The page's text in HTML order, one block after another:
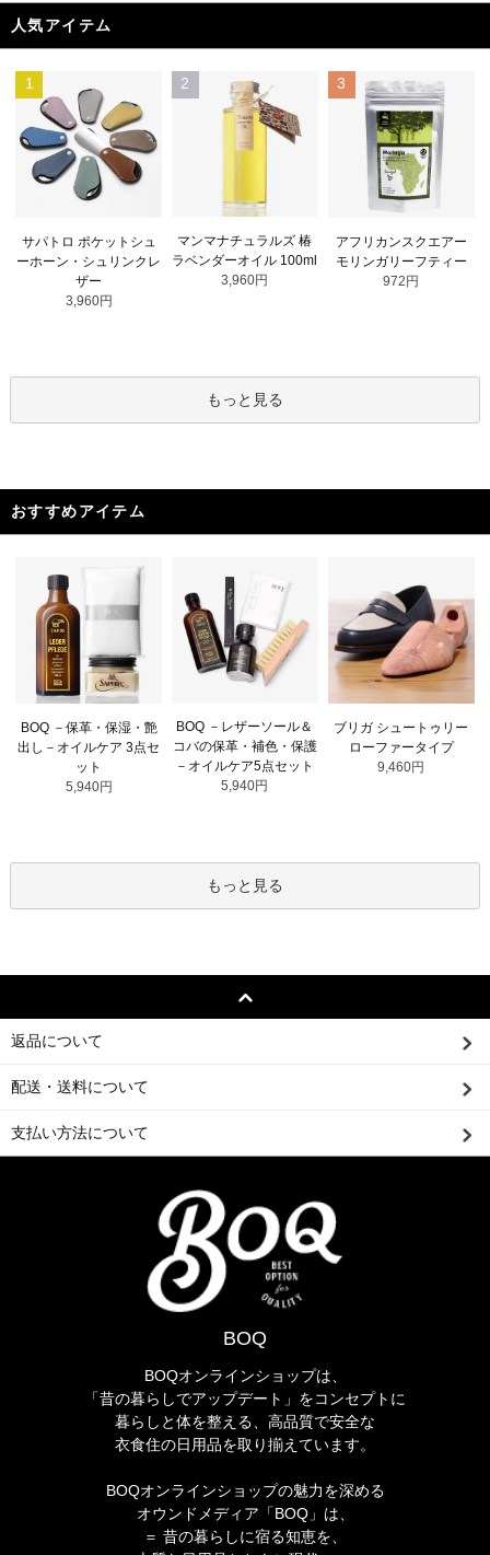
人気アイテム
1
サパトロ ポケットシュ
ーホーン・シュリンクレ
ザー
3,960円
2
マンマナチュラルズ 椿
ラベンダーオイル 100ml
3,960円
3
アフリカンスクエアー
モリンガリーフティー
972円
もっと見る
おすすめアイテム
BOQ －保革・保湿・艶
出し－オイルケア 3点セ
ット
5,940円
BOQ －レザーソール＆
コバの保革・補色・保護
－オイルケア5点セット
5,940円
ブリガ シュートゥリー
ローファータイプ
9,460円
もっと見る
返品について
配送・送料について
支払い方法について
BOQ
BOQオンラインショップは、
「昔の暮らしでアップデート」をコンセプトに
暮らしと体を整える、高品質で安全な
衣食住の日用品を取り揃えています。
BOQオンラインショップの魅力を深める
オウンドメディア「BOQ」は、
＝ 昔の暮らしに宿る知恵を、